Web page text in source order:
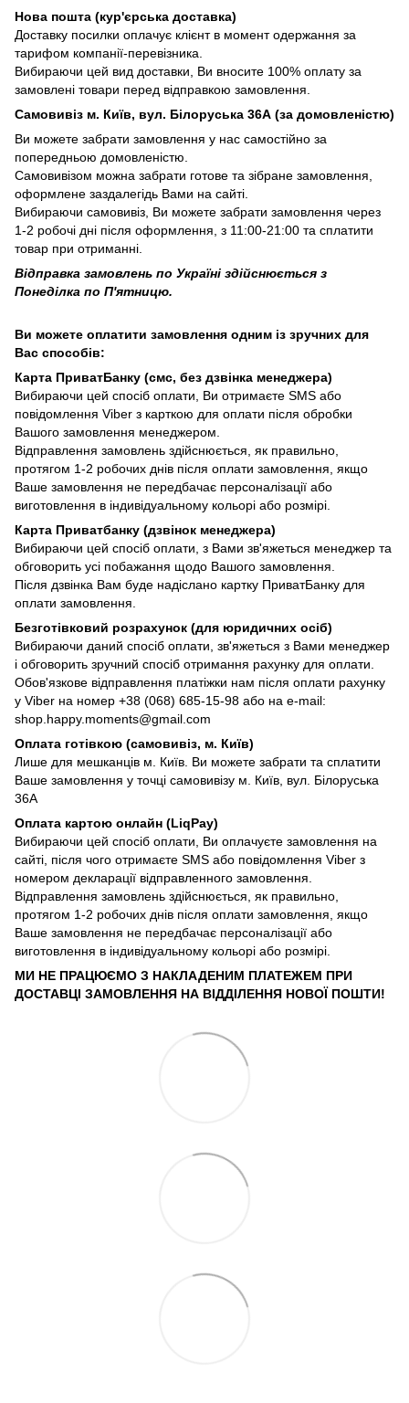
Нова пошта (кур'єрська доставка)
Доставку посилки оплачує клієнт в момент одержання за
тарифом компанії-перевізника.
Вибираючи цей вид доставки, Ви вносите 100% оплату за
замовлені товари перед відправкою замовлення.
Самовивіз м. Київ, вул. Білоруська 36А (за домовленістю)
Ви можете забрати замовлення у нас самостійно за
попередньою домовленістю.
Самовивізом можна забрати готове та зібране замовлення,
оформлене заздалегідь Вами на сайті.
Вибираючи самовивіз, Ви можете забрати замовлення через
1-2 робочі дні після оформлення, з 11:00-21:00 та сплатити
товар при отриманні.
Відправка замовлень по Україні здійснюється з
Понеділка по П'ятницю.
Ви можете оплатити замовлення одним із зручних для
Вас способів:
Карта ПриватБанку (смс, без дзвінка менеджера)
Вибираючи цей спосіб оплати, Ви отримаєте SMS або
повідомлення Viber з карткою для оплати після обробки
Вашого замовлення менеджером.
Відправлення замовлень здійснюється, як правильно,
протягом 1-2 робочих днів після оплати замовлення, якщо
Ваше замовлення не передбачає персоналізації або
виготовлення в індивідуальному кольорі або розмірі.
Карта Приватбанку (дзвінок менеджера)
Вибираючи цей спосіб оплати, з Вами зв'яжеться менеджер та
обговорить усі побажання щодо Вашого замовлення.
Після дзвінка Вам буде надіслано картку ПриватБанку для
оплати замовлення.
Безготівковий розрахунок (для юридичних осіб)
Вибираючи даний спосіб оплати, зв'яжеться з Вами менеджер
і обговорить зручний спосіб отримання рахунку для оплати.
Обов'язкове відправлення платіжки нам після оплати рахунку
у Viber на номер +38 (068) 685-15-98 або на e-mail:
shop.happy.moments@gmail.com
Оплата готівкою (самовивіз, м. Київ)
Лише для мешканців м. Київ. Ви можете забрати та сплатити
Ваше замовлення у точці самовивізу м. Київ, вул. Білоруська
36А
Оплата картою онлайн (LiqPay)
Вибираючи цей спосіб оплати, Ви оплачуєте замовлення на
сайті, після чого отримаєте SMS або повідомлення Viber з
номером декларації відправленного замовлення.
Відправлення замовлень здійснюється, як правильно,
протягом 1-2 робочих днів після оплати замовлення, якщо
Ваше замовлення не передбачає персоналізації або
виготовлення в індивідуальному кольорі або розмірі.
МИ НЕ ПРАЦЮЄМО З НАКЛАДЕНИМ ПЛАТЕЖЕМ ПРИ
ДОСТАВЦІ ЗАМОВЛЕННЯ НА ВІДДІЛЕННЯ НОВОЇ ПОШТИ!